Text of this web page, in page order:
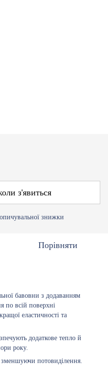
з'явиться
знижки
Порівняти
бавовни з додаванням
по всій поверхні
еластичності та
додаткове тепло й
року.
зменшуючи потовиділення.